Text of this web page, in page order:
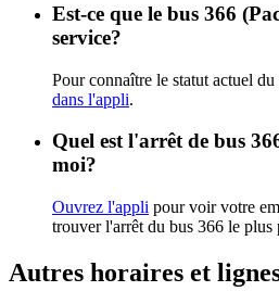
Est-ce que le bus 366
service?
Pour connaître le statut actuel du
dans l'appli.
Quel est l'arrêt de bus
moi?
Ouvrez l'appli pour voir votre
trouver l'arrêt du bus 366 le plus
Autres horaires et